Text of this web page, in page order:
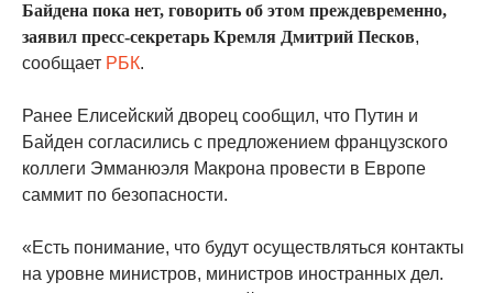
Байдена пока нет, говорить об этом преждевременно,
заявил пресс-секретарь Кремля Дмитрий Песков,
сообщает РБК.
Ранее Елисейский дворец сообщил, что Путин и
Байден согласились с предложением французского
коллеги Эмманюэля Макрона провести в Европе
саммит по безопасности.
«Есть понимание, что будут осуществляться контакты
на уровне министров, министров иностранных дел.